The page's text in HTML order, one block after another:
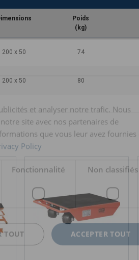
Poids
(kg)
200 x 50 74
200 x 50 80
et analyser notre trafic. Nous
site avec nos partenaires de
que vous leur avez fournies
Policy
Fonctionnalité Non classifiés
ACCEPTER TOUT
TOUT